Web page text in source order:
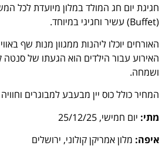
חגיגת יום חג המולד במלון מיועדת לכל
(Buffet) עשיר וחגיגי במיוחד.
האורחים יוכלו ליהנות ממגוון מנות שף
האירוע עבור הילדים הוא הגעתו של
ושמחה.
המחיר כולל כוס יין מבעבע למבוגרים
מתי: יום חמישי, 25/12/25
איפה: מלון אמריקן קולוני, ירושלים